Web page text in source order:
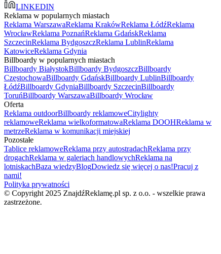
LINKEDIN
Reklama w popularnych miastach
Reklama WarszawaReklama KrakówReklama ŁódźReklama
WrocławReklama PoznańReklama GdańskReklama
SzczecinReklama BydgoszczReklama LublinReklama
KatowiceReklama Gdynia
Billboardy w popularnych miastach
Billboardy BiałystokBillboardy BydgoszczBillboardy
CzęstochowaBillboardy GdańskBillboardy LublinBillboardy
ŁódźBillboardy GdyniaBillboardy SzczecinBillboardy
ToruńBillboardy WarszawaBillboardy Wrocław
Oferta
Reklama outdoorBillboardy reklamoweCitylighty
reklamoweReklama wielkoformatowaReklama DOOHReklama w
metrzeReklama w komunikacji miejskiej
Pozostałe
Tablice reklamoweReklama przy autostradachReklama przy
drogachReklama w galeriach handlowychReklama na
lotniskachBaza wiedzyBlogDowiedz się więcej o nas!Pracuj z
nami!
Polityka prywatności
© Copyright 2025 ZnajdźReklamę.pl sp. z o.o. - wszelkie prawa
zastrzeżone.